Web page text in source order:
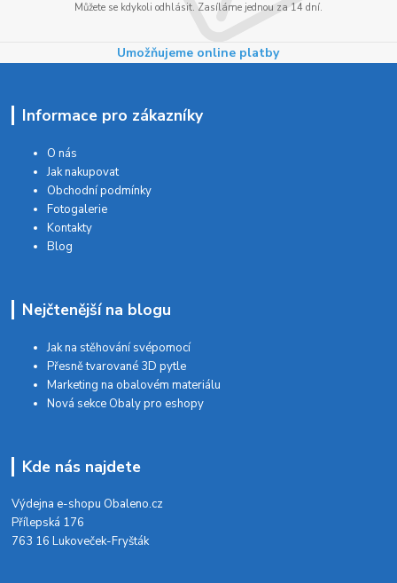
Můžete se kdykoli odhlásit. Zasíláme jednou za 14 dní.
Umožňujeme online platby
Informace pro zákazníky
O nás
Jak nakupovat
Obchodní podmínky
Fotogalerie
Kontakty
Blog
Nejčtenější na blogu
Jak na stěhování svépomocí
Přesně tvarované 3D pytle
Marketing na obalovém materiálu
Nová sekce Obaly pro eshopy
Kde nás najdete
Výdejna e-shopu Obaleno.cz
Přílepská 176
763 16 Lukoveček-Fryšták